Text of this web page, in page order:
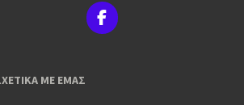
F
a
ΜΕ ΕΜΑΣ